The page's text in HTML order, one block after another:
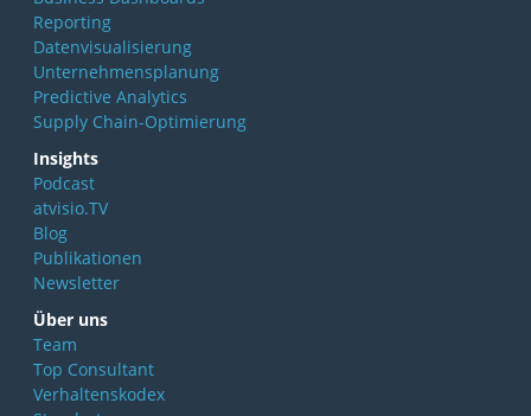
Reporting
Datenvisualisierung
Unternehmensplanung
Predictive Analytics
Supply Chain-Optimierung
Insights
Podcast
atvisio.TV
Blog
Publikationen
Newsletter
Über uns
Team
Top Consultant
Verhaltenskodex